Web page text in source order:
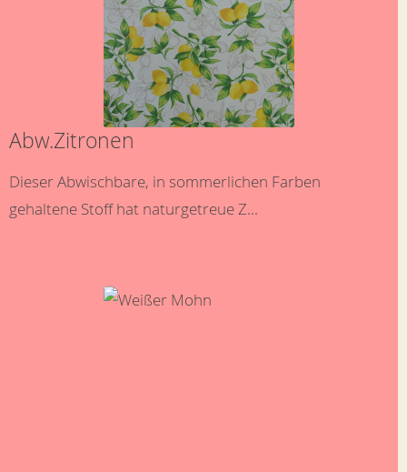
Abw.Zitronen
Dieser Abwischbare, in sommerlichen Farben
gehaltene Stoff hat naturgetreue Z...